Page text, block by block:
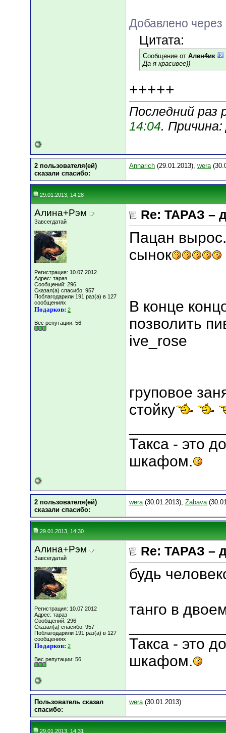
Добавлено через
Цитата:
Сообщение от Ален4ик
Да я красивее))
+++++
Последний раз
14:04.
2 пользователя(ей)
сказали cпасибо:
Annarich (29.01.2013), wera
29.01.2013, 14:28
Алина+Рэм
Завсегдатай
Регистрация: 10.07.2012
Адрес: тараз
Сообщений: 296
Сказал(а) спасибо: 957
Поблагодарили 191 раз(а) в 127
сообщениях
Подарков: 2
Вес репутации: 56
Re: ТАРАЗ –
Пацан
сынок
В конце
позволить
ive_rose
груповое
стойку
Такса - это
шкафом.
2 пользователя(ей)
сказали cпасибо:
wera(30.01.2013), Zabava
29.01.2013, 14:30
Алина+Рэм
Завсегдатай
Регистрация: 10.07.2012
Адрес: тараз
Сообщений: 296
Сказал(а) спасибо: 957
Поблагодарили 191 раз(а) в 127
сообщениях
Подарков: 2
Вес репутации: 56
Re: ТАРАЗ –
будь
танго в
Такса - это
шкафом.
Пользователь сказал
cпасибо:
wera(30.01.2013)
29.01.2013, 14:31